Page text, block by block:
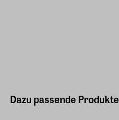
Dazu passende Produkte
Verschiedene Größen